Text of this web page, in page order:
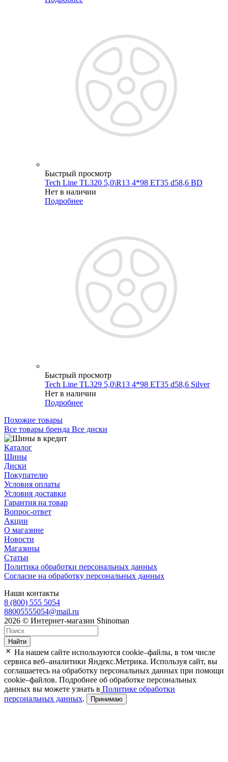
Быстрый просмотр
Tech Line TL320 5,0\R13 4*98 ET35 d58,6 BD
Нет в наличии
Подробнее
Быстрый просмотр
Tech Line TL329 5,0\R13 4*98 ET35 d58,6 Silver
Нет в наличии
Подробнее
Похожие товары
Все товары бренда Все диски
Каталог
Шины
Диски
Покупателю
Условия оплаты
Условия доставки
Гарантия на товар
Вопрос-ответ
Акции
О магазине
Новости
Магазины
Статьи
Политика обработки персональных данных
Согласие на обработку персональных данных
Наши контакты
8 (800) 555 5054
88005555054@mail.ru
2026 © Интернет-магазин Shinoman
Найти
На нашем сайте используются cookie–файлы, в том числе
сервиса веб–аналитики Яндекс.Метрика. Используя сайт, вы
соглашаетесь на обработку персональных данных при помощи
cookie–файлов. Подробнее об обработке персональных
данных вы можете узнать в Политике обработки
персональных данных. Принимаю